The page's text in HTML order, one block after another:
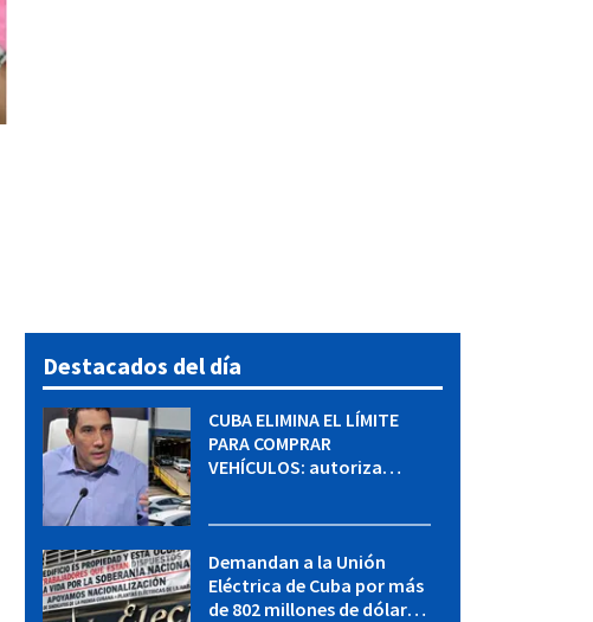
Destacados del día
CUBA ELIMINA EL LÍMITE
PARA COMPRAR
VEHÍCULOS: autoriza
Demandan a la Unión
Eléctrica de Cuba por más
de 802 millones de dólares